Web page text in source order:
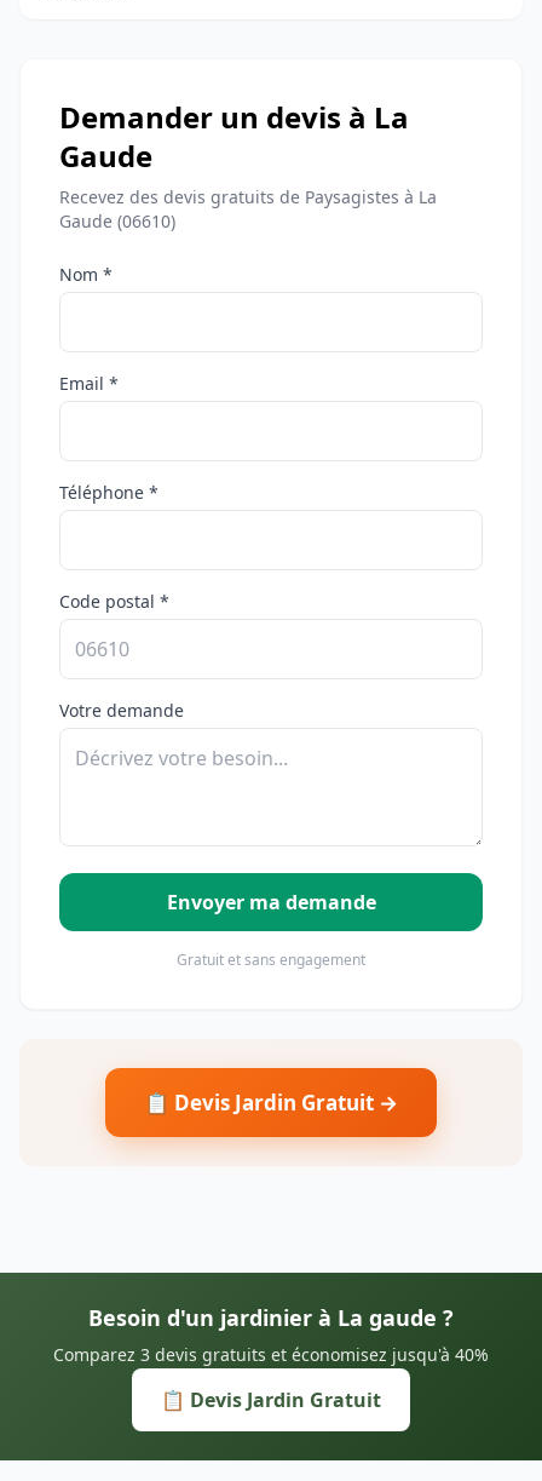
Demander un devis à La
Gaude
Recevez des devis gratuits de Paysagistes à La
Gaude (06610)
Nom *
Email *
Téléphone *
Code postal *
Votre demande
Envoyer ma demande
Gratuit et sans engagement
📋 Devis Jardin Gratuit →
Besoin d'un jardinier à La gaude ?
Comparez 3 devis gratuits et économisez jusqu'à 40%
📋 Devis Jardin Gratuit